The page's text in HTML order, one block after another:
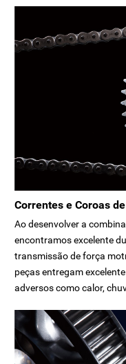
Correntes e Coroas
Ao desenvolver a
encontramos excelente
transmissão de força
peças entregam
adversos como calor,